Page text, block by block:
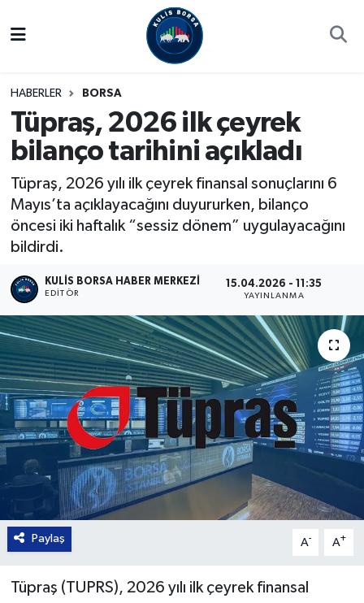
HABERLER BORSA
Tüpraş, 2026 ilk çeyrek
bilanço tarihini açıkladı
Tüpraş, 2026 yılı ilk çeyrek finansal sonuçlarını 6
Mayıs’ta açıklayacağını duyururken, bilanço
öncesi iki haftalık “sessiz dönem” uygulayacağını
bildirdi.
KULIS BORSA HABER MERKEZI
EDITÖR
15.04.2026 - 11:35
YAYINLANMA
Paylaş A- A+
Tüpraş (TUPRS), 2026 yılı ilk çeyrek finansal
Kulis Haber
Halka Arzlar
Ekonomi
Süper Lig Puan Durumu ve Fikstür
Tüm Manşetler
Son Dakika Haberleri